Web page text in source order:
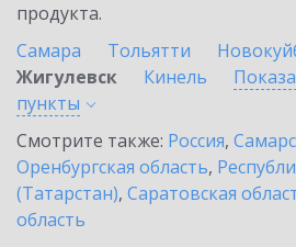
продукта.
Самара
Тольятти
Жигулевск
Кинель
пункты
Смотрите также: Россия,
Оренбургская область,
(Татарстан), Саратовская
область